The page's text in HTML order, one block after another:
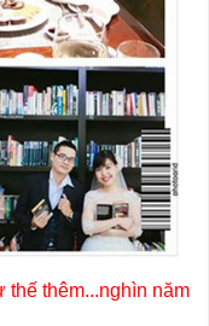
thế thêm...nghìn năm